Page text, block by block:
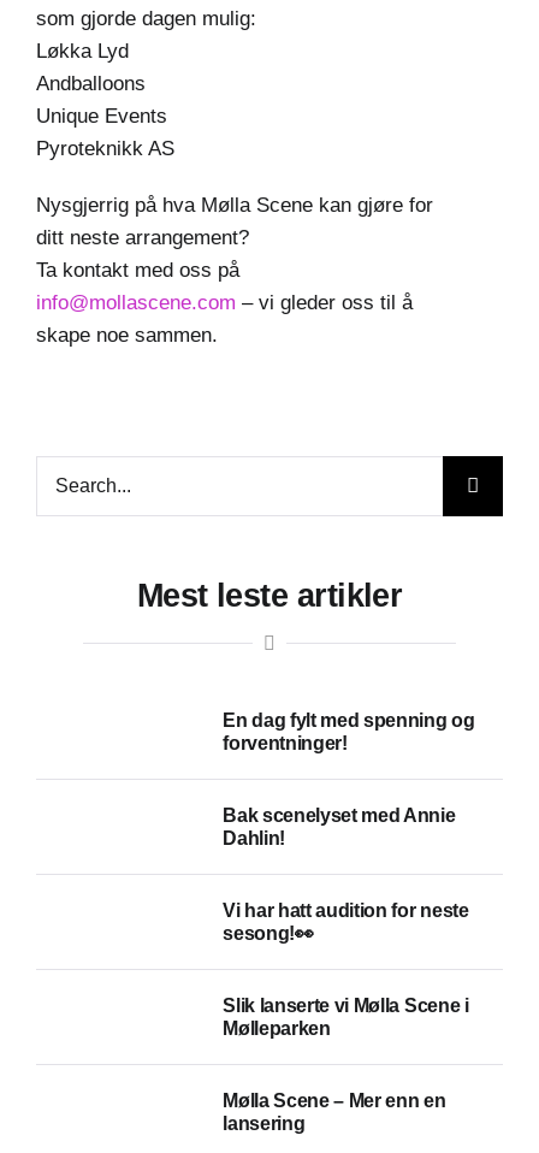
som gjorde dagen mulig:
Løkka Lyd
Andballoons
Unique Events
Pyroteknikk AS
Nysgjerrig på hva Mølla Scene kan gjøre for
ditt neste arrangement?
Ta kontakt med oss på
info@mollascene.com – vi gleder oss til å
skape noe sammen.
Mest leste artikler
En dag fylt med spenning og
forventninger!
Bak scenelyset med Annie
Dahlin!
Vi har hatt audition for neste
sesong!👀
Slik lanserte vi Mølla Scene i
Mølleparken
Mølla Scene – Mer enn en
lansering